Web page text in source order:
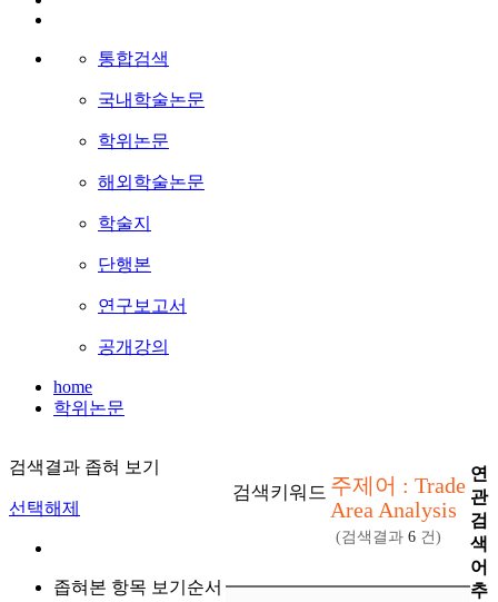
통합검색
국내학술논문
학위논문
해외학술논문
학술지
단행본
연구보고서
공개강의
home
학위논문
검색결과 좁혀 보기
선택해제
좁혀본 항목 보기순서
검색키워드 주제어 : Trade
Area Analysis
(검색결과 6 건)
연
관
검
색
어
추